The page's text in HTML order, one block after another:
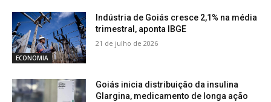
ECONOMIA
Indústria de Goiás cresce 2,1% na média
trimestral, aponta IBGE
21 de julho de 2026
Goiás inicia distribuição da insulina
Glargina, medicamento de longa ação